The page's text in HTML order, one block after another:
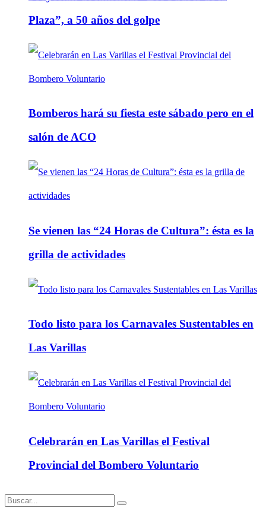
Plaza”, a 50 años del golpe
Bomberos hará su fiesta este sábado pero en el
salón de ACO
Se vienen las “24 Horas de Cultura”: ésta es la
grilla de actividades
Todo listo para los Carnavales Sustentables en
Las Varillas
Celebrarán en Las Varillas el Festival
Provincial del Bombero Voluntario